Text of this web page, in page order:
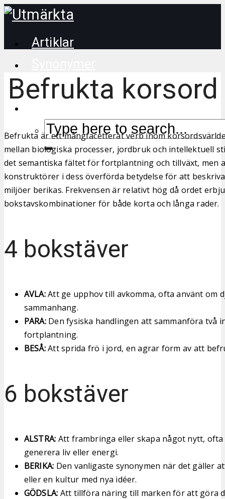
Artiklar
Korsordstips
Befrukta korsord
Befrukta är ett mångfacetterat verb inom
mellan biologiska processer, jordbruk och intellektuell
det semantiska fältet för fortplantning och tillväxt, men
konstruktörer i dess överförda betydelse för att
miljöer berikas. Frekvensen är relativt hög då ordet
bokstavskombinationer för både korta och långa rader.
4 bokstäver
AVLA:Att ge upphov till avkomma, ofta använt om
sammanhang.
PARA:Den fysiska handlingen att sammanföra två
fortplantning.
BESÅ:Att sprida frö i jord, en agrar form av att
6 bokstäver
ALSTRA: Att frambringa eller skapa något nytt,
generera liv eller energi.
BERIKA: Den vanligaste synonymen när det gäller
eller en kultur med nya idéer.
GÖDSLA: Att tillföra näring till marken för att göra